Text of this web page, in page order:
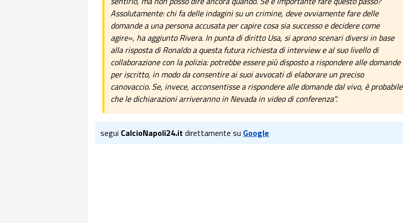
Assolutamente: chi fa delle indagini su un crimine, deve ovviamente fare delle
domande a una persona accusata per capire cosa sia successo e decidere come
agire», ha aggiunto Rivera. In punta di diritto Usa, si aprono scenari diversi in base
alla risposta di Ronaldo a questa futura richiesta di interview e al suo livello di
collaborazione con la polizia: potrebbe essere più disposto a rispondere alle domande
per iscritto, in modo da consentire ai suoi avvocati di elaborare un preciso
canovaccio. Se, invece, acconsentisse a rispondere alle domande dal vivo, è probabile
che le dichiarazioni arriveranno in Nevada in video di conferenza".
segui CalcioNapoli24.it direttamente su Google